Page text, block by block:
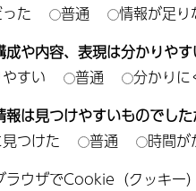
た
普通
情報が足り
成や内容、表現は分かりや
すい
普通
分かりに
報は見つけやすいものでした
つけた
普通
時間が
ラウザでCookie（クッキ